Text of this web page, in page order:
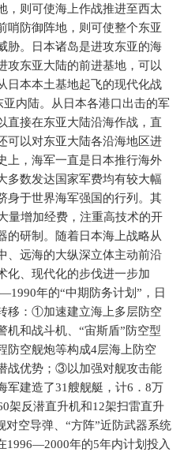
，则可使海上作战推进至西太
哨防御阵地，则可使整个东亚
胁。日本诸岛是进攻东亚的海
攻东亚大陆的前进基地，可以
日本本土基地起飞的现代化战
亚内陆。从日本各港口出击的军
直接在东亚大陆沿海作战，直
可以对东亚大陆各沿海地区进
上，海军一直是日本推行海外
多数发达国家军费均有较大幅
身于世界海军强国的行列。其
量增加经费，注重高技术的开
的研制。随着日本海上战略从
、远海的大纵深立体主动前沿
化、现代化的步伐进一步加
年的“中期防务计划”，日
移：①加速建立海上多层防空
机和战斗机、“宙斯盾”防空型
防空舰炮等构成4层海上防空
战优势；③以加强对舰攻击能
军建造了31艘舰艇，计6 ． 8万
架反潜直升机和12架扫雷直升
对空导弹、“方阵”近防武器系统
1996—2000年的5年内计划投入